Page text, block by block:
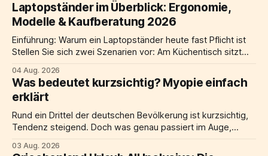
Laptopständer im Überblick: Ergonomie,
Modelle & Kaufberatung 2026
Einführung: Warum ein Laptopständer heute fast Pflicht ist
Stellen Sie sich zwei Szenarien vor: Am Küchentisch sitzt
Schultern hochgezogen, der Nacken nach vorne geneigt.
Am Schreibtisch nebenan steht ein Notebook auf einem
laptop ständer, der Bildschirm befindet sich auf Augenhöhe,
davor eine
04 Aug. 2026
Was bedeutet kurzsichtig? Myopie einfach
erklärt
Rund ein Drittel der deutschen Bevölkerung ist kurzsichtig,
Tendenz steigend. Doch was genau passiert im Auge,
Möglichkeiten der Korrektur gibt es? Dieser Artikel liefert
03 Aug. 2026